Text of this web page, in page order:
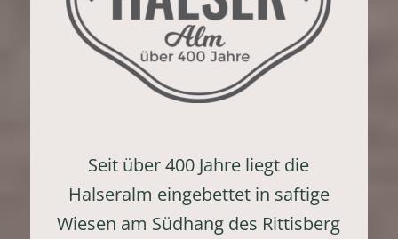
Seit über 400 Jahre liegt die
Halseralm eingebettet in saftige
Wiesen am Südhang des Rittisberg